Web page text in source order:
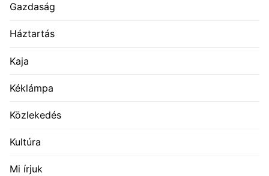
Gazdaság
Háztartás
Kaja
Kéklámpa
Közlekedés
Kultúra
Mi írjuk